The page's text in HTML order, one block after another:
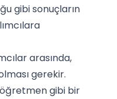
gibi sonuçların
arasında,
gerekir.
gibi bir